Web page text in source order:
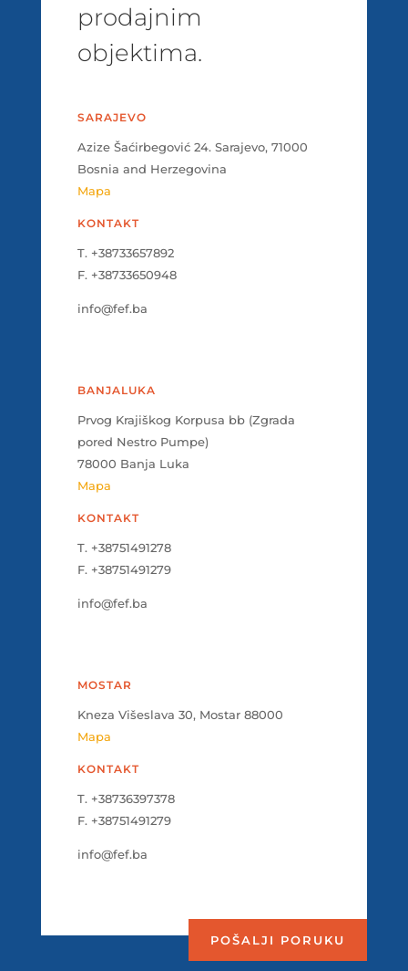
prodajnim
objektima.
SARAJEVO
Azize Šaćirbegović 24. Sarajevo, 71000
Bosnia and Herzegovina
Mapa
KONTAKT
T. +38733657892
F. +38733650948
info@fef.ba
BANJALUKA
Prvog Krajiškog Korpusa bb (Zgrada
pored Nestro Pumpe)
78000 Banja Luka
Mapa
KONTAKT
T. +38751491278
F. +38751491279
info@fef.ba
MOSTAR
Kneza Višeslava 30, Mostar 88000
Mapa
KONTAKT
T. +38736397378
F. +38751491279
info@fef.ba
POŠALJI PORUKU